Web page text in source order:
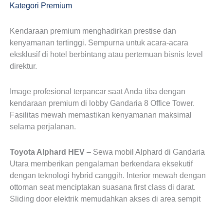
Kategori Premium
Kendaraan premium menghadirkan prestise dan
kenyamanan tertinggi. Sempurna untuk acara-acara
eksklusif di hotel berbintang atau pertemuan bisnis level
direktur.
Image profesional terpancar saat Anda tiba dengan
kendaraan premium di lobby Gandaria 8 Office Tower.
Fasilitas mewah memastikan kenyamanan maksimal
selama perjalanan.
Toyota Alphard HEV – Sewa mobil Alphard di Gandaria
Utara memberikan pengalaman berkendara eksekutif
dengan teknologi hybrid canggih. Interior mewah dengan
ottoman seat menciptakan suasana first class di darat.
Sliding door elektrik memudahkan akses di area sempit